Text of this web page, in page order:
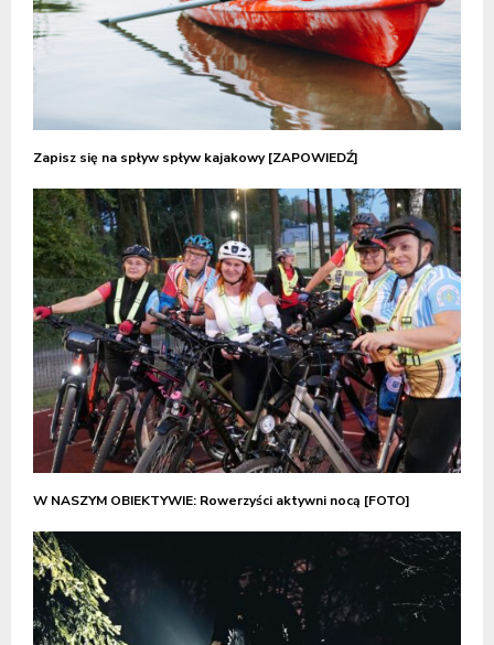
Zapisz się na spływ spływ kajakowy [ZAPOWIEDŹ]
W NASZYM OBIEKTYWIE: Rowerzyści aktywni nocą [FOTO]